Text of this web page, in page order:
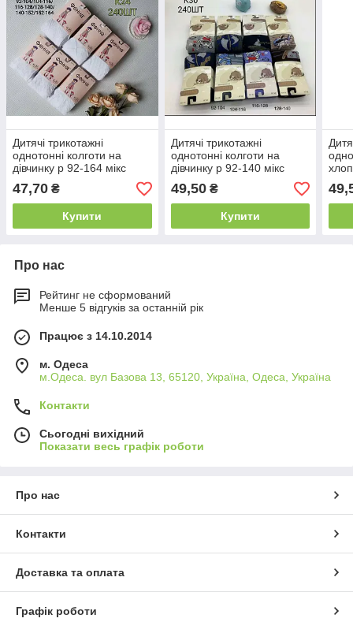
Дитячі трикотажні
однотонні колготи на
дівчинку р 92-164 мікс
візерунка
47,70 ₴
Купити
Дитячі трикотажні
однотонні колготи на
дівчинку р 92-140 мікс
візерунка
49,50₴
Купити
Про нас
Рейтинг не сформований
Менше 5 відгуків за останній рік
Працює з 14.10.2014
м. Одеса
м.Одеса. вул Базова 13, 65120, Україна, Одеса, Україна
Контакти
Сьогодні вихідний
Показати весь графік роботи
Про нас
Контакти
Доставка та оплата
Графік роботи